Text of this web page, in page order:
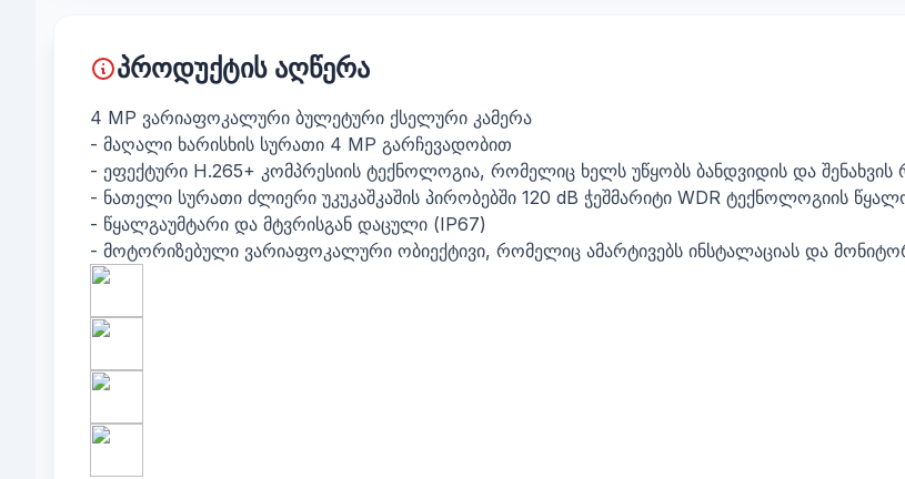
პროდუქტის აღწერა
4 MP ვარიაფოკალური ბულეტური ქსელური კამერა
- მაღალი ხარისხის სურათი 4 MP გარჩევადობით
- ეფექტური H.265+ კომპრესიის ტექნოლოგია, რომელიც ხელს უწყობს ბანდვიდის და შენახვის
- ნათელი სურათი ძლიერი უკუკაშკაშის პირობებში 120 dB ჭეშმარიტი WDR ტექნოლოგიის
- წყალგაუმტარი და მტვრისგან დაცული (IP67)
- მოტორიზებული ვარიაფოკალური ობიექტივი, რომელიც ამარტივებს ინსტალაციას და